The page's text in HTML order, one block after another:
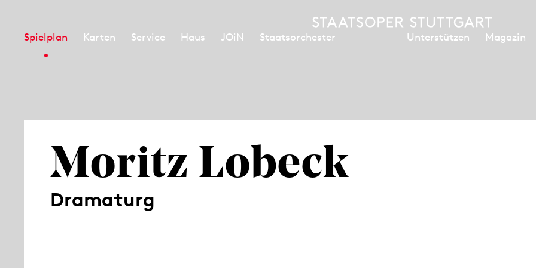
Spielplan Karten Service Haus JOiN Staatsorchester Unterstützen Magazin
Moritz Lobeck
Dramaturg